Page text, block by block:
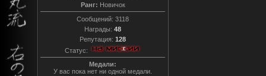
Ранг: Новичок
Сообщений: 3118
Награды: 48
Репутация: 128
Статус:
Медали:
У вас пока нет ни одной медали.